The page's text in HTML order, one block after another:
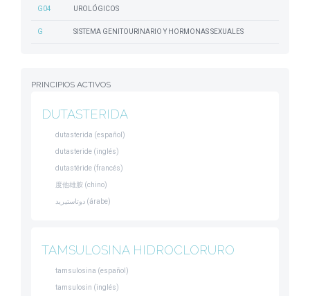
G04 UROLÓGICOS
G SISTEMA GENITOURINARIO Y HORMONAS SEXUALES
PRINCIPIOS ACTIVOS
DUTASTERIDA
dutasterida (español)
dutasteride (inglés)
dutastéride (francés)
度他雄胺 (chino)
دوتاستيريد (árabe)
TAMSULOSINA HIDROCLORURO
tamsulosina (español)
tamsulosin (inglés)